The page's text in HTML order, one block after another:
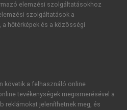
elemzési szolgáltatásokhoz
szolgáltatások a
a hőtérképek és a közösségi
követik a felhasználó online
tevékenységek megismerésével a
reklámokat jeleníthetnek meg, és